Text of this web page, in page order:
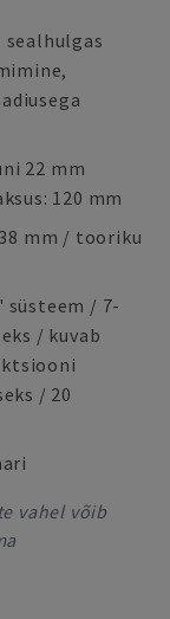
22 mm
120 mm
mm / tooriku
/ 7-
/ kuvab
/ 20
vahel võib